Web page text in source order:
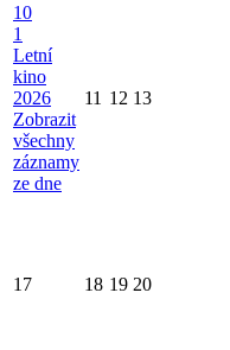
10
1
Letní
kino
2026
Zobrazit
všechny
záznamy
ze dne
11 12 13
17 18 19 20